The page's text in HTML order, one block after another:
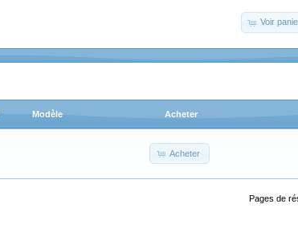
Voir
Modèle Acheter
Acheter
Pages de